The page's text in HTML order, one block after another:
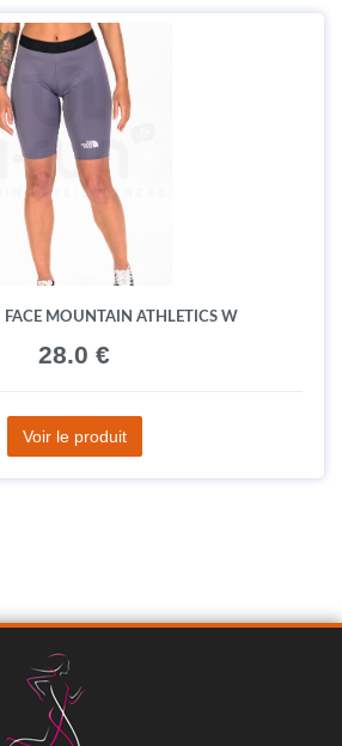
FACE MOUNTAIN ATHLETICS W
28.0 €
Voir le produit